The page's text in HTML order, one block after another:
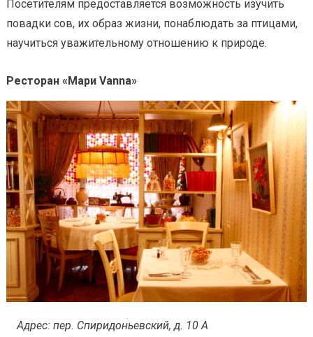
Посетителям предоставляется возможность изучить
повадки сов, их образ жизни, понаблюдать за птицами,
научиться уважительному отношению к природе.
Ресторан «Мари Vanna»
Адрес: пер. Спиридоньевский, д. 10 А